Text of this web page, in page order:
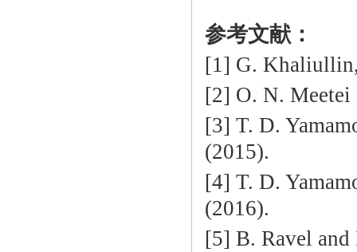
参考文献：
[1] G.
[2] O. N.
[3] T. D.
(2015).
[4] T. D.
(2016).
[5] B. Ravel